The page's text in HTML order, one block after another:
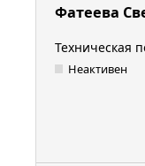
Фатеева
Техническая
Неактивен